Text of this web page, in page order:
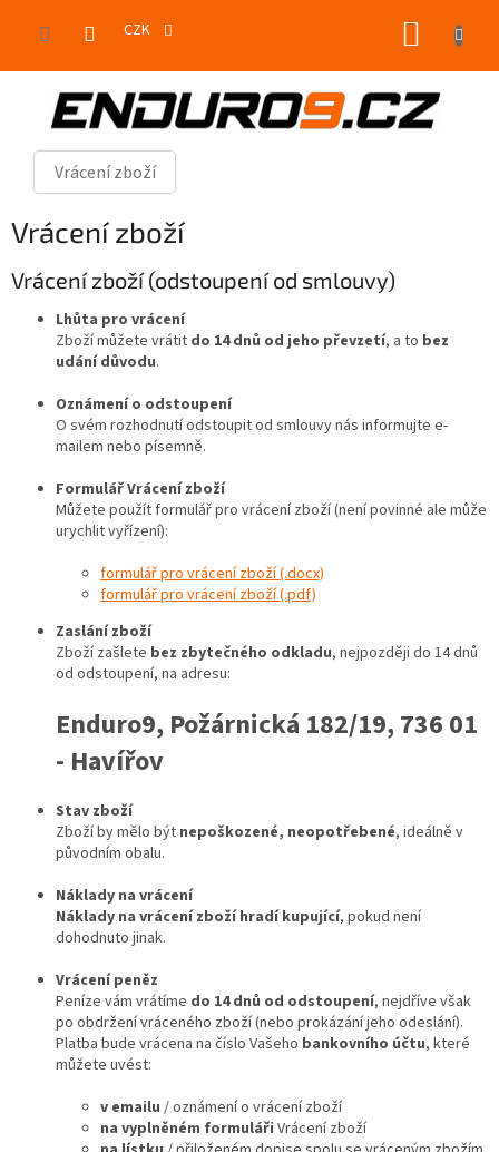
CZK
Vrácení zboží
Vrácení zboží
Vrácení zboží (odstoupení od smlouvy)
Lhůta pro vrácení
Zboží můžete vrátit do 14 dnů od jeho převzetí, a to bez
udání důvodu.
Oznámení o odstoupení
O svém rozhodnutí odstoupit od smlouvy nás informujte e-
mailem nebo písemně.
Formulář Vrácení zboží
Můžete použít formulář pro vrácení zboží (není povinné ale může
urychlit vyřízení):
formulář pro vrácení zboží (.docx)
formulář pro vrácení zboží (.pdf)
Zaslání zboží
Zboží zašlete bez zbytečného odkladu, nejpozději do 14 dnů
od odstoupení, na adresu:
Enduro9, Požárnická 182/19, 736 01
- Havířov
Stav zboží
Zboží by mělo být nepoškozené, neopotřebené, ideálně v
původním obalu.
Náklady na vrácení
Náklady na vrácení zboží hradí kupující, pokud není
dohodnuto jinak.
Vrácení peněz
Peníze vám vrátíme do 14 dnů od odstoupení, nejdříve však
po obdržení vráceného zboží (nebo prokázání jeho odeslání).
Platba bude vrácena na číslo Vašeho bankovního účtu, které
můžete uvést:
v emailu / oznámení o vrácení zboží
na vyplněném formuláři Vrácení zboží